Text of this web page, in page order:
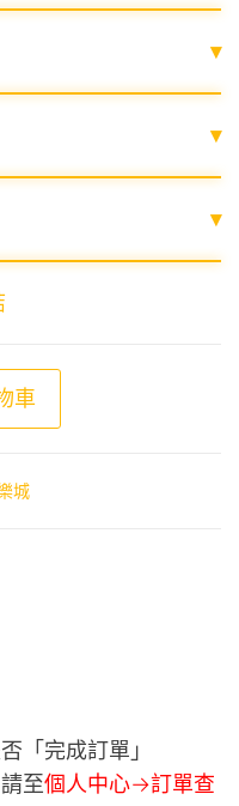
▾
▾
▾
包 數量
車
城
「完成訂單」
至個人中心->訂單查